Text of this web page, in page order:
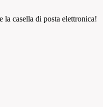
casella di posta elettronica!